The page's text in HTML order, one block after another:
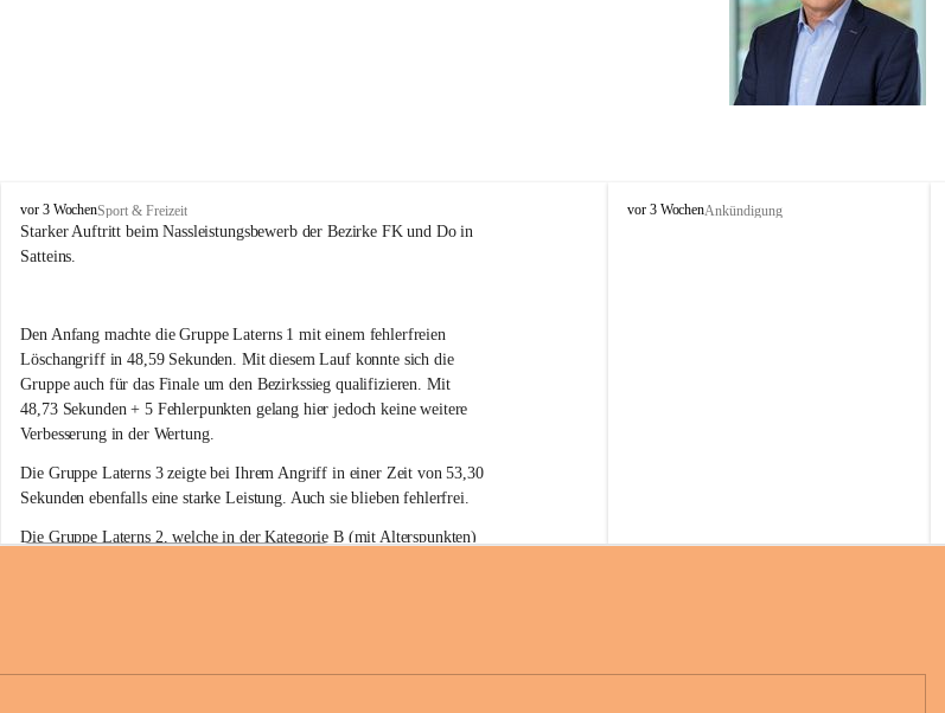
F
r
e
l
l
i
g
e
F
e
u
e
r
w
t
vor 3 WochenSport & Freizeit
Starker Auftritt beim Nassleistungsbewerb der Bezirke FK und Do in
Satteins.
Den Anfang machte die Gruppe Laterns 1 mit einem fehlerfreien
Löschangriff in 48,59 Sekunden. Mit diesem Lauf konnte sich die
Gruppe auch für das Finale um den Bezirkssieg qualifizieren. Mit
48,73 Sekunden + 5 Fehlerpunkten gelang hier jedoch keine weitere
Verbesserung in der Wertung.
Die Gruppe Laterns 3 zeigte bei Ihrem Angriff in einer Zeit von 53,30
Sekunden ebenfalls eine starke Leistung. Auch sie blieben fehlerfrei.
Die Gruppe Laterns 2, welche in der Kategorie B (mit Alterspunkten)
L
vor 3 WochenAnkündigung